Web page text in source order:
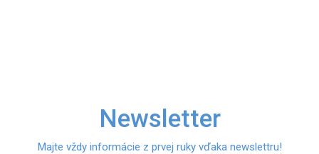
Newsletter
Majte vždy informácie z prvej ruky vďaka newslettru!